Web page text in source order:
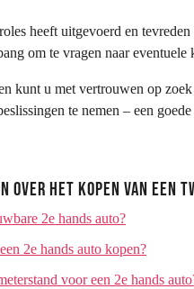
heeft uitgevoerd en
om te vragen naar eventuele
kunt u met vertrouwen op
te nemen – een
over het Kopen van een
2e hands auto?
2e hands auto kopen?
voor een 2e hands